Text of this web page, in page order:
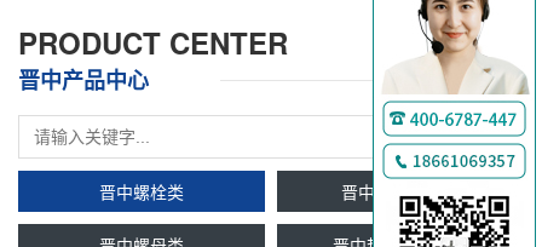
PRODUCT CENTER
晋中产品中心
晋中螺栓类 晋中双头牙条类